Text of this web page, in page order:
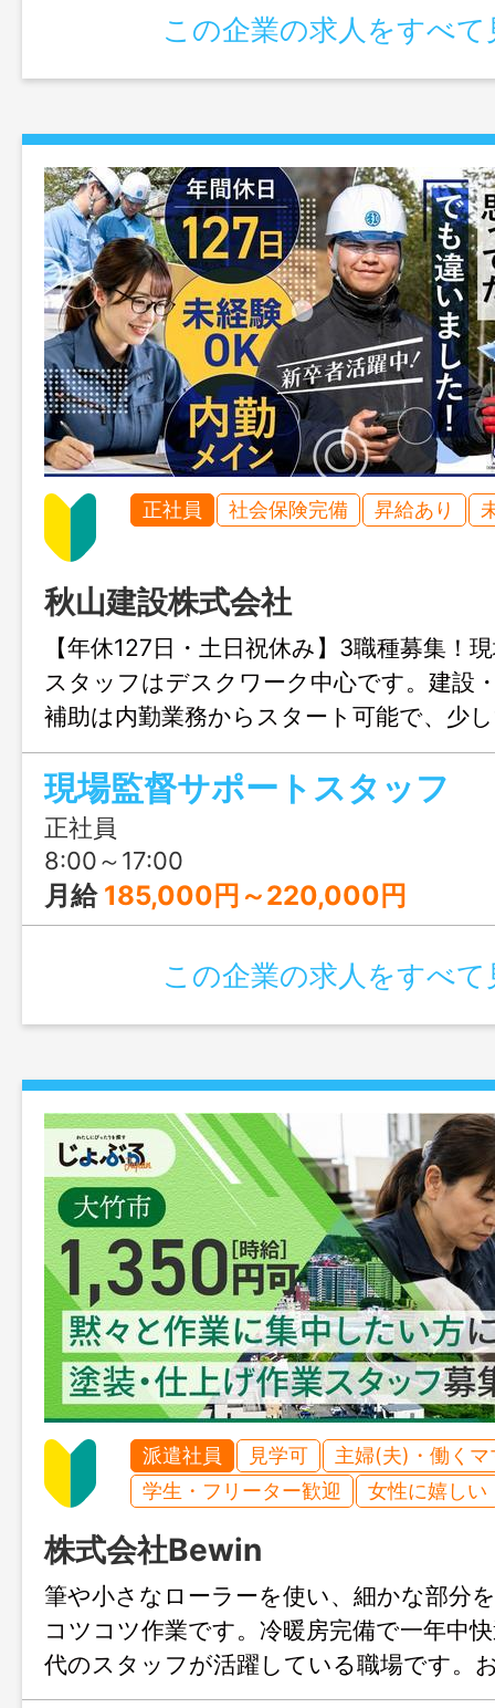
この企業の求人をすべて
正社員 社会保険完備 昇給あり
秋山建設株式会社
【年休127日・土日祝休み】3職種募集！
スタッフはデスクワーク中心です。建設
補助は内勤業務からスタート可能で、少
ていける体制が整っています。仕事もプ
切に長く働きたい方にピッタリの求人で
現場監督サポートスタッフ
正社員
8:00～17:00
月給 185,000円～220,000円
この企業の求人をすべて
派遣社員 見学可
主婦(夫)・働くマ
学生・フリーター歓迎
女性に嬉しい
株式会社Bewin
筆や小さなローラーを使い、細かな部分
コツコツ作業です。冷暖房完備で一年中
代のスタッフが活躍している職場です。
大歓迎、まずはじょぶる広島までお気軽